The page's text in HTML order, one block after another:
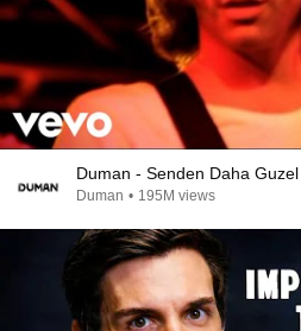
Duman - Senden Daha Guzel
Duman • 195M views